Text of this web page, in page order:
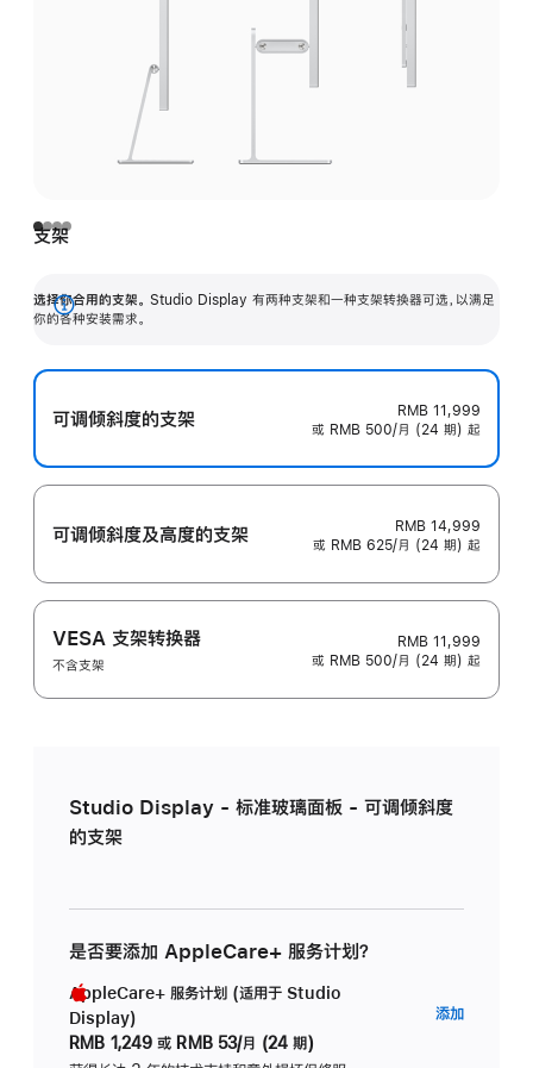
支架
选择你合用的支架。 Studio Display 有两种支架和一种支架转换器可选，以满足
你的各种安装需求。
展
可调倾斜度的支架
RMB 11,999
或 RMB 500/月 (24 期) 起
可调倾斜度及高‍度的支‍架
RMB 14,999
或 RMB 625/月 (24 期) 起
VESA 支架转换器
不含支架
RMB 11,999
或 RMB 500/月 (24 期) 起
Studio Display - 标准玻璃面板 - 可调倾斜度
的支架
是否要添加 AppleCare+ 服务计划？
AppleCare+ 服务计划 (适用于 Studio
Display)
RMB 1,249 或 RMB 53/月 (24 期)
添加